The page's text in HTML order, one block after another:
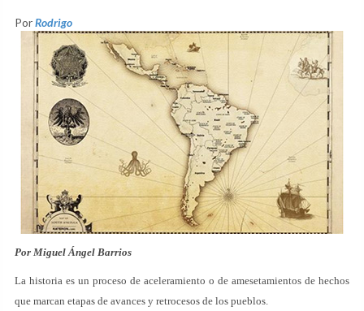
PorRodrigo
Por Miguel Ángel Barrios
La historia es un proceso de aceleramiento o de amesetamientos de hechos
que marcan etapas de avances y retrocesos de los pueblos.